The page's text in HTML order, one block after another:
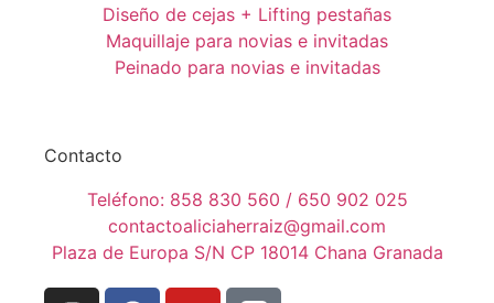
Diseño de cejas + Lifting pestañas
Maquillaje para novias e invitadas
Peinado para novias e invitadas
Contacto
Teléfono: 858 830 560 / 650 902 025
contactoaliciaherraiz@gmail.com
Plaza de Europa S/N CP 18014 Chana Granada